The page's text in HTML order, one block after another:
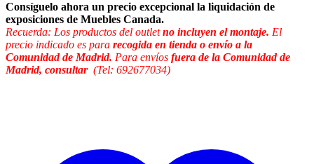
Consíguelo ahora un precio excepcional la liquidación de
exposiciones de Muebles Canada.
Recuerda: Los productos del outletno incluyen el montaje. El
precio indicado es para recogida en tienda o envío a la
Comunidad de Madrid. Para envíos fuera de la Comunidad de
Madrid, consultar(Tel: 692677034)